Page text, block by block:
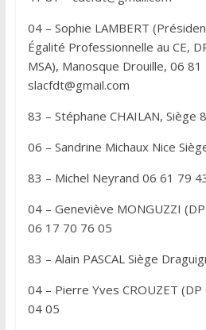
r
n
a
t
i
e
:
04 – Sophie LAMBERT
Égalité Professionnelle au CE,
MSA), Manosque Drouille, 06
slacfdt@gmail.com
83 – Stéphane CHAILAN, Siège
06 – Sandrine Michaux Nice
83 – Michel Neyrand 06 61 79
04 – Geneviève MONGUZZI
06 17 70 76 05
83 – Alain PASCAL Siège
04 – Pierre Yves CROUZET
04 05